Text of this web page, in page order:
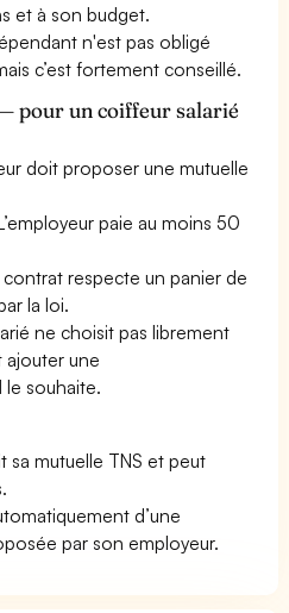
et à son budget.
n'est pas obligé
c’est fortement conseillé.
pour un coiffeur salarié
doit proposer une mutuelle
paie au moins 50
contrat respecte un panier de
la loi.
ne choisit pas librement
ajouter une
le souhaite.
sa mutuelle TNS et peut
d’une
par son employeur.